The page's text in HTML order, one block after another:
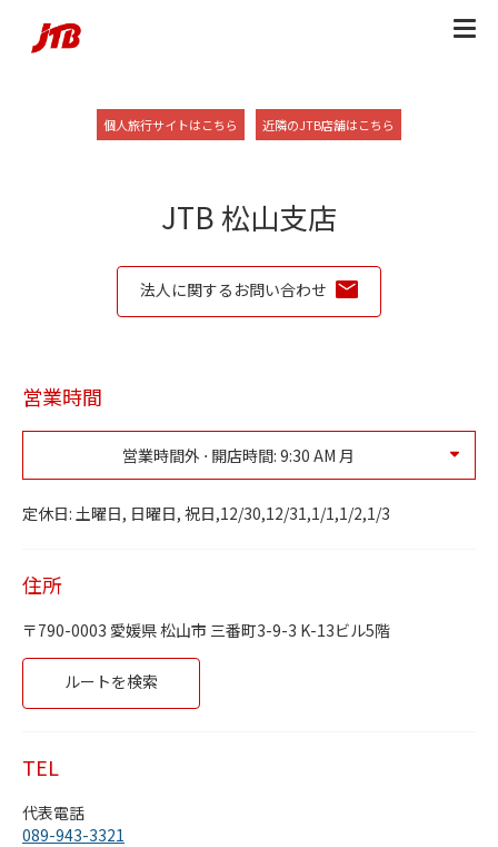
個人旅行サイトはこちら Link Opens in New Tab
近隣のJTB店舗はこちら
JTB 松山支店
法人に関するお問い合わせ
営業時間
営業時間外 ⋅ 開店時間: 9:30 AM 月
月曜日
9:30 AM-5:30 PM
木曜日
土曜日
定休日
定休日: 土曜日, 日曜日, 祝日,12/30,12/31,1/1,1/2,1/3
住所
790-0003 愛媛県松山市 三番町3-9-3 K-13ビル5階
ルートを検索
TEL
代表電話
089-943-3321